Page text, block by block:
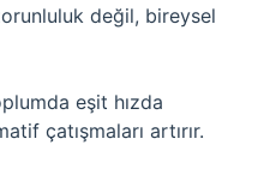
değil, bireysel
eşit hızda
çatışmaları artırır.